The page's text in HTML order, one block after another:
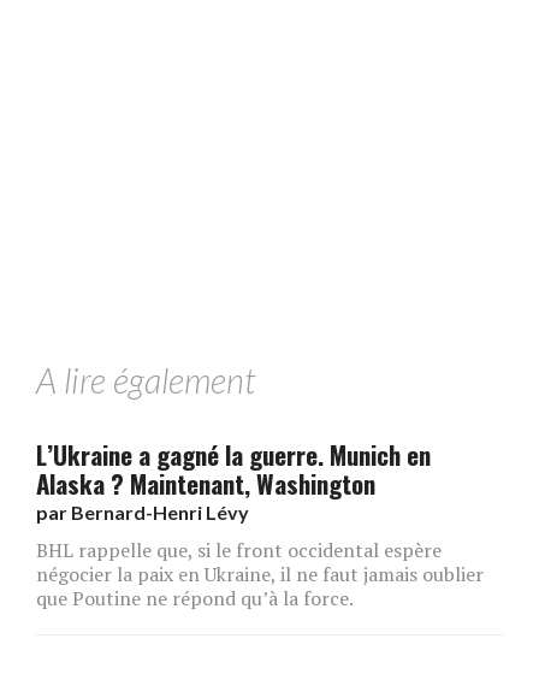
A lire également
L’Ukraine a gagné la guerre. Munich en
Alaska ? Maintenant, Washington
par Bernard-Henri Lévy
BHL rappelle que, si le front occidental espère
négocier la paix en Ukraine, il ne faut jamais oublier
que Poutine ne répond qu’à la force.